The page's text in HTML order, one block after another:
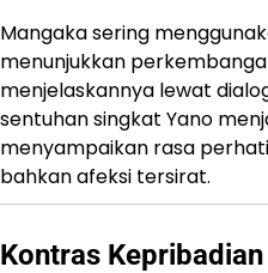
Mangaka sering
menunjukkan
menjelaskannya lewat
sentuhan singkat Yano
menyampaikan rasa
bahkan afeksi tersirat.
Kontras